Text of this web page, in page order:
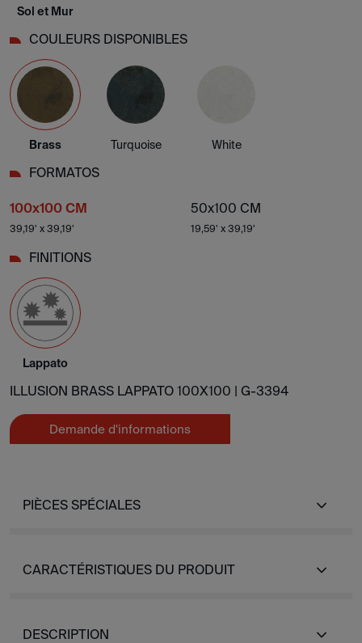
Sol et Mur
COULEURS DISPONIBLES
Brass Turquoise White
FORMATOS
100x100 CM
39,19' x 39,19'
50x100 CM
19,59' x 39,19'
FINITIONS
Lappato
ILLUSION BRASS LAPPATO 100X100 | G-3394
Demande d'informations
PIÈCES SPÉCIALES
CARACTÉRISTIQUES DU PRODUIT
DESCRIPTION